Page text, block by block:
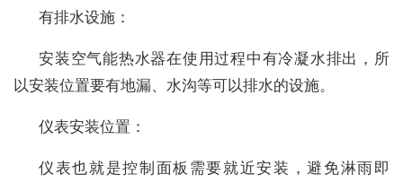
有排水设施：
安装空气能热水器在使用过程中有冷凝水排出，所
以安装位置要有地漏、水沟等可以排水的设施。
仪表安装位置：
仪表也就是控制面板需要就近安装，避免淋雨即